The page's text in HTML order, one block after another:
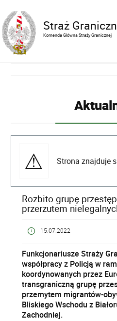
Straż
Komenda Główna Straży Granicznej
Strona znajduje
Rozbito grupę
przerzutem
15.07.2022
Funkcjonariusze Straży
współpracy z Policją w
koordynowanych przez
transgraniczną grupę
przemytem migrantów-
Bliskiego Wschodu z
Zachodniej.